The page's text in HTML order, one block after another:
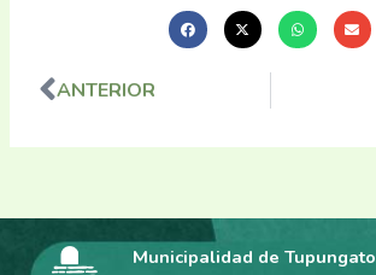
Ant
ANTERIOR
Municipalidad de Tupungato